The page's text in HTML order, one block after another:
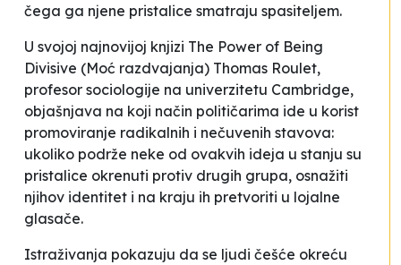
čega ga njene pristalice smatraju spasiteljem.
U svojoj najnovijoj knjizi The Power of Being
Divisive (Moć razdvajanja) Thomas Roulet,
profesor sociologije na univerzitetu Cambridge,
objašnjava na koji način političarima ide u korist
promoviranje radikalnih i nečuvenih stavova:
ukoliko podrže neke od ovakvih ideja u stanju su
pristalice okrenuti protiv drugih grupa, osnažiti
njihov identitet i na kraju ih pretvoriti u lojalne
glasače.
Istraživanja pokazuju da se ljudi češće okreću